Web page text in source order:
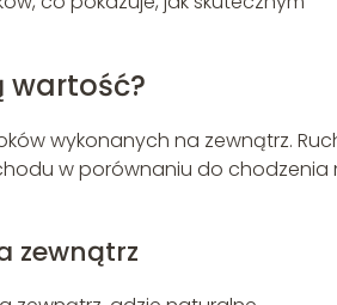
wartość?
wykonanych na zewnątrz.
w porównaniu do chodzenia
zewnątrz